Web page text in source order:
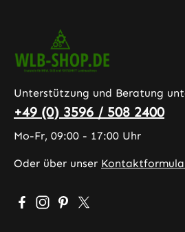
Unterstützung und Beratung
+49 (0) 3596 / 508 2400
Mo-Fr, 09:00 - 17:00 Uhr
Oder über unser
Besuche uns auf Facebook –
Schau auf Instagram
Lass dich auf Pinterest
Folge uns auf X –